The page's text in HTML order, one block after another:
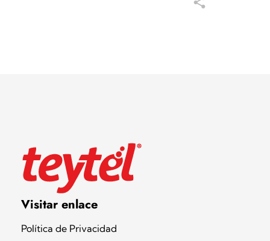
Teytel S.A.S
Teytel - Distribuidor autorizado de claro
Visitar enlace
Política de Privacidad